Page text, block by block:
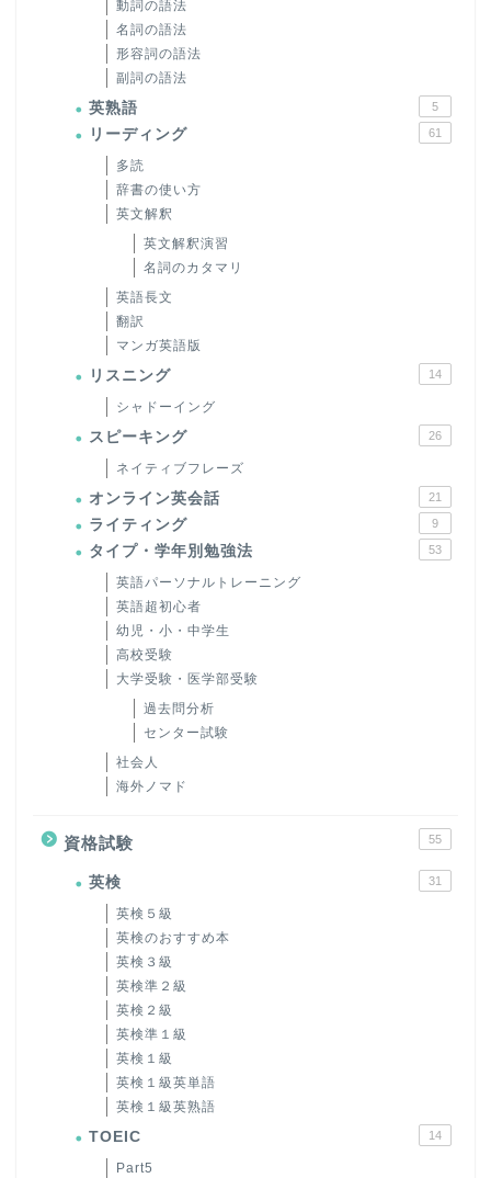
動詞の語法
名詞の語法
形容詞の語法
副詞の語法
英熟語 5
リーディング 61
多読
辞書の使い方
英文解釈
英文解釈演習
名詞のカタマリ
英語長文
翻訳
マンガ英語版
リスニング 14
シャドーイング
スピーキング 26
ネイティブフレーズ
オンライン英会話 21
ライティング 9
タイプ・学年別勉強法 53
英語パーソナルトレーニング
英語超初心者
幼児・小・中学生
高校受験
大学受験・医学部受験
過去問分析
センター試験
社会人
海外ノマド
資格試験 55
英検 31
英検５級
英検のおすすめ本
英検３級
英検準２級
英検２級
英検準１級
英検１級
英検１級英単語
英検１級英熟語
TOEIC 14
Part5